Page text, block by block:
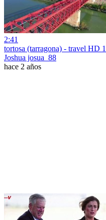
2:41
tortosa (tarragona) - travel HD
Joshua josua_88
hace 2 años